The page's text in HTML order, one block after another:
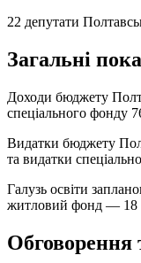
22 депутати
Загальні
Доходи бюджету
спеціального фонду
Видатки бюджету
та видатки
Галузь освіти
житловий фонд — 18
Обговорення